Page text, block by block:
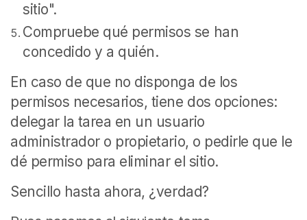
sitio".
Compruebe qué permisos se han
concedido y a quién.
En caso de que no disponga de los
permisos necesarios, tiene dos opciones:
delegar la tarea en un usuario
administrador o propietario, o pedirle que le
dé permiso para eliminar el sitio.
Sencillo hasta ahora, ¿verdad?